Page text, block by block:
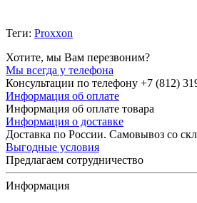
Теги: Proxxon
Хотите, мы Вам перезвоним?
Мы всегда у телефона
Консультации по телефону +7 (812)
Информация об оплате
Информация об оплате товара
Информация о доставке
Доставка по России. Самовывоз со
Выгодные условия
Предлагаем сотрудничество
Информация